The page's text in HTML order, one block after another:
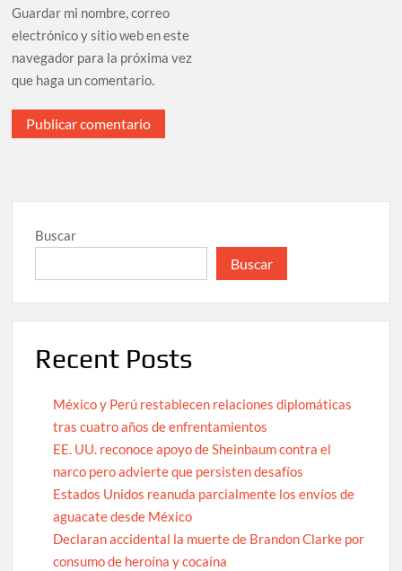
Guardar mi nombre, correo
electrónico y sitio web en este
navegador para la próxima vez
que haga un comentario.
Buscar
Buscar
Recent Posts
México y Perú restablecen relaciones diplomáticas
tras cuatro años de enfrentamientos
EE. UU. reconoce apoyo de Sheinbaum contra el
narco pero advierte que persisten desafíos
Estados Unidos reanuda parcialmente los envíos de
aguacate desde México
Declaran accidental la muerte de Brandon Clarke por
consumo de heroína y cocaína